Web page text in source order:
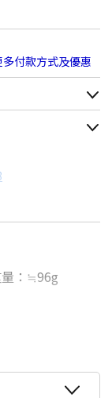
付款方式及優惠
配合銀行/業者
18家銀行/業者
回饋25%
：≒96g